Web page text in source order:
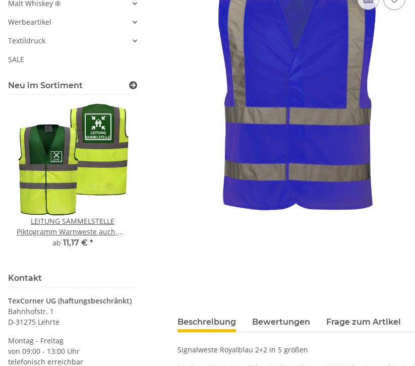
Beschreibung Bewertungen Frage zum Artikel
Signalweste Royalblau 2+2 in 5 größen
Malt Whiskey ®
Werbeartikel
Textildruck
SALE
Neu im Sortiment
LEITUNG SAMMELSTELLE
Piktogramm Warnweste auch mit
vielen Taschen S-3XL
ab 11,17 € *
Kontakt
TexCorner UG (haftungsbeschränkt)
Bahnhofstr. 1
D-31275 Lehrte
Montag - Freitag
von 09:00 - 13:00 Uhr
telefonisch erreichbar